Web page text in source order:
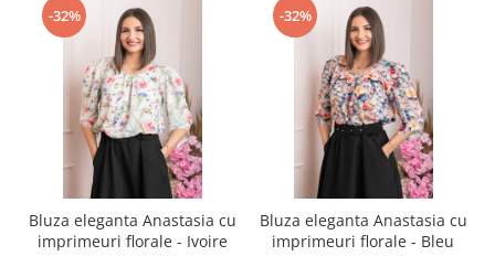
-32%
Bluza eleganta Anastasia cu
imprimeuri florale - Ivoire
-32%
Bluza eleganta Anastasia cu
imprimeuri florale - Bleu